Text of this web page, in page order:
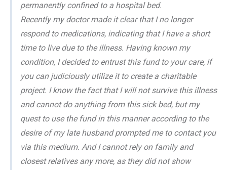
permanently confined to a hospital bed.
Recently my doctor made it clear that I no longer
respond to medications, indicating that I have a short
time to live due to the illness. Having known my
condition, I decided to entrust this fund to your care, if
you can judiciously utilize it to create a charitable
project. I know the fact that I will not survive this illness
and cannot do anything from this sick bed, but my
quest to use the fund in this manner according to the
desire of my late husband prompted me to contact you
via this medium. And I cannot rely on family and
closest relatives any more, as they did not show